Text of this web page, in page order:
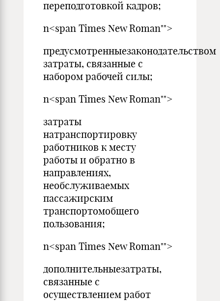
переподготовкой кадров;
n<span Times New Roman"">
предусмотренныезаконодательством
затраты, связанные с
набором рабочей силы;
n<span Times New Roman"">
затраты
натранспортировку
работников к месту
работы и обратно в
направлениях,
необслуживаемых
пассажирским
транспортомобщего
пользования;
n<span Times New Roman"">
дополнительныезатраты,
связанные с
осуществлением работ